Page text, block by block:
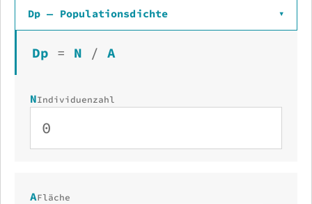
Dp — Populationsdichte ▾
Dp = N / A
NIndividuenzahl
AFläche